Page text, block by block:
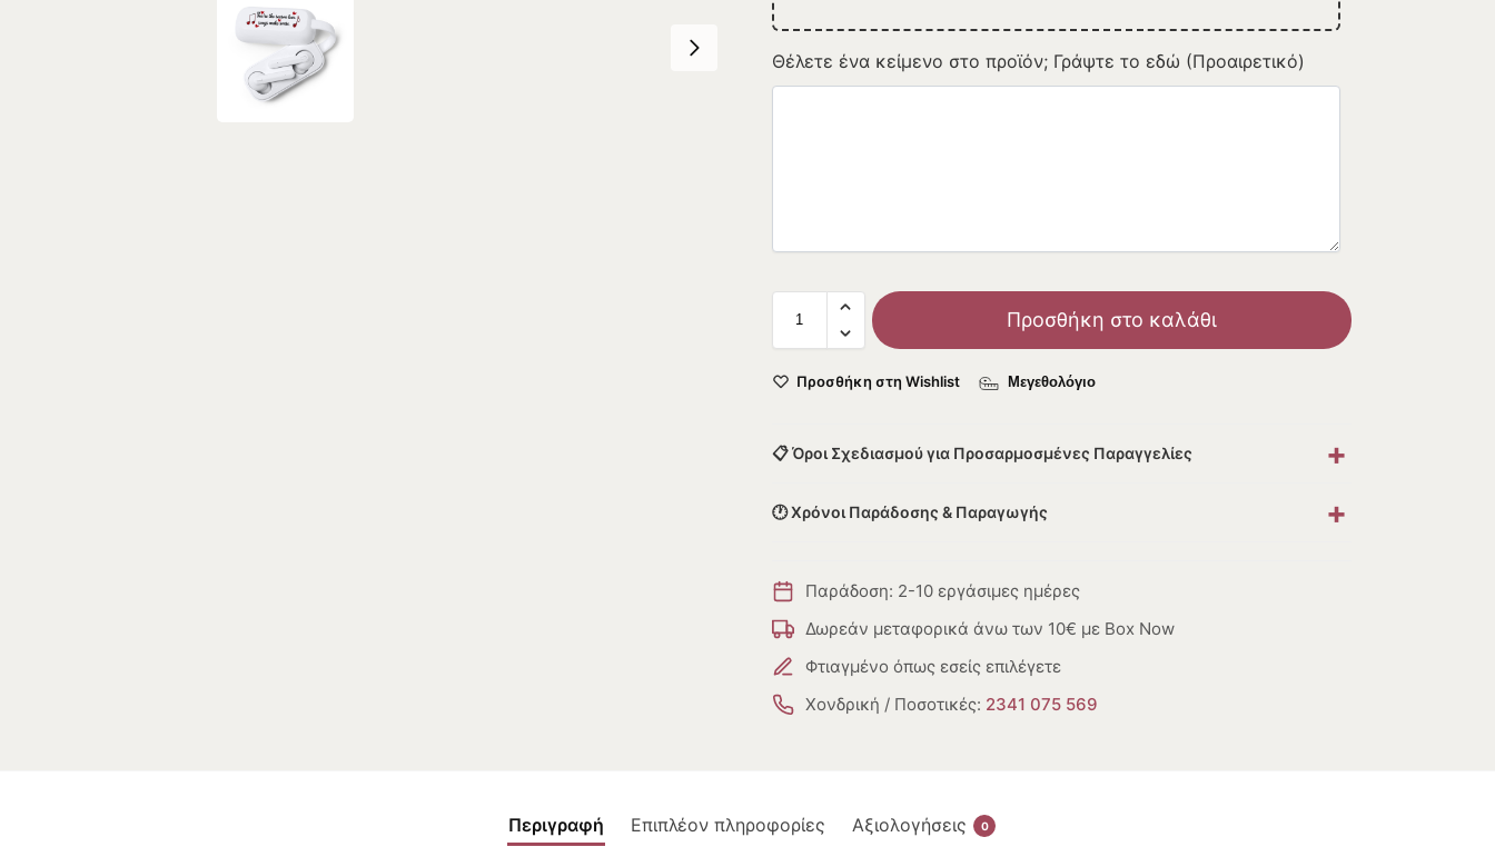
Θέλετε ένα κείμενο στο προϊόν; Γράψτε το εδώ (Προαιρετικό)
Προσθήκη στο καλάθι
Προσθήκη στη Wishlist Μεγεθολόγιο
📋 Όροι Σχεδιασμού για Προσαρμοσμένες Παραγγελίες +
🕐 Χρόνοι Παράδοσης & Παραγωγής +
Παράδοση: 2-10 εργάσιμες ημέρες
Δωρεάν μεταφορικά άνω των 10€ με Box Now
Φτιαγμένο όπως εσείς επιλέγετε
Χονδρική / Ποσοτικές: 2341 075 569
Περιγραφή Επιπλέον πληροφορίες Αξιολογήσεις 0